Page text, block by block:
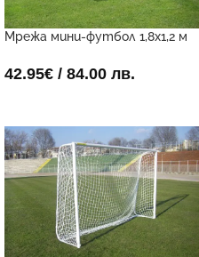
Мрежа мини-футбол 1,8х1,2 м
42.95€ / 84.00 лв.